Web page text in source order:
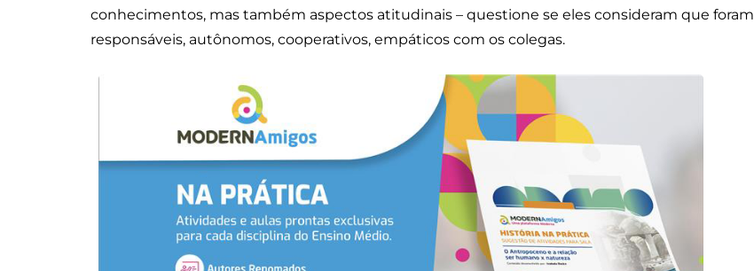
conhecimentos, mas também aspectos atitudinais – questione se eles consideram que foram
responsáveis, autônomos, cooperativos, empáticos com os colegas.